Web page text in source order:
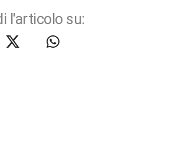
l'articolo su: